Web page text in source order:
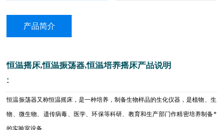
产品简介
恒温摇床,恒温振荡器,恒温培养摇床产品说明
:
恒温振荡器又称恒温摇床，是一种培养，制备生物样品的生化仪器，是植物、生
物、微生物、遗传病毒、医学、环保等科研、教育和生产部门作精密培养制备*
的实验室设备。